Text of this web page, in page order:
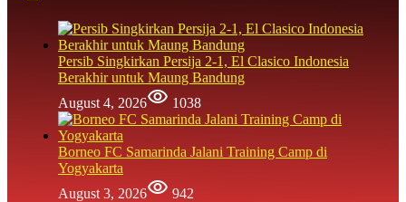
Persib Singkirkan Persija 2-1, El Clasico Indonesia
Berakhir untuk Maung Bandung
August 4, 2026
1038
Borneo FC Samarinda Jalani Training Camp di
Yogyakarta
August 3, 2026
942